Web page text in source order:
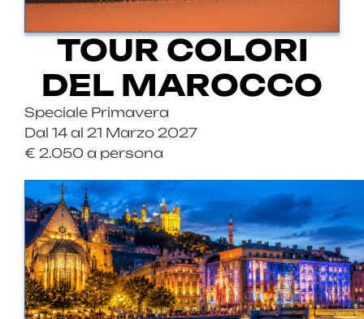
TOUR COLORI
DEL MAROCCO
Speciale Primavera
Dal 14 al 21 Marzo 2027
€ 2.050 a persona